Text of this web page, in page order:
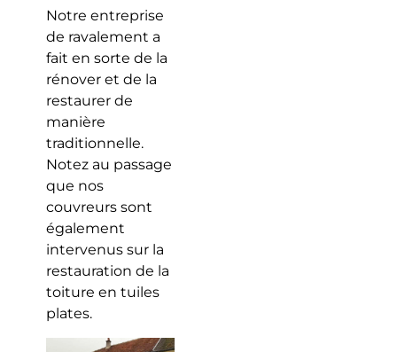
Notre entreprise
de ravalement a
fait en sorte de la
rénover et de la
restaurer de
manière
traditionnelle.
Notez au passage
que nos
couvreurs sont
également
intervenus sur la
restauration de la
toiture en tuiles
plates.